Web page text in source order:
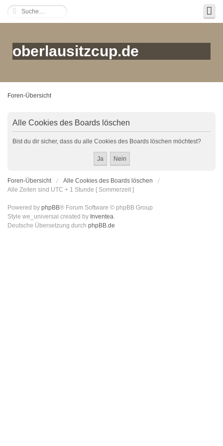
oberlausitzcup.de
Foren-Übersicht
Alle Cookies des Boards löschen
Bist du dir sicher, dass du alle Cookies des Boards löschen möchtest?
Foren-Übersicht
Alle Cookies des Boards löschen
Alle Zeiten sind UTC + 1 Stunde [ Sommerzeit ]
Powered by phpBB® Forum Software © phpBB Group
Style we_universal created by Inventea.
Deutsche Übersetzung durch phpBB.de